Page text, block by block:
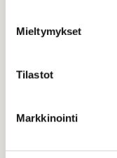
Mieltymykset
Tilastot
Markkinointi
Tutustu